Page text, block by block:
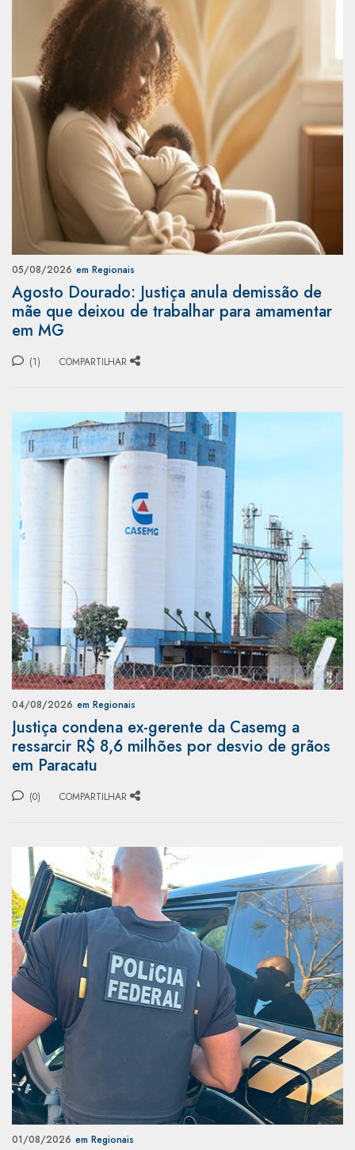
05/08/2026 em Regionais
Agosto Dourado: Justiça anula demissão de
mãe que deixou de trabalhar para amamentar
em MG
(1) COMPARTILHAR
04/08/2026 em Regionais
Justiça condena ex-gerente da Casemg a
ressarcir R$ 8,6 milhões por desvio de grãos
em Paracatu
(0) COMPARTILHAR
01/08/2026 em Regionais